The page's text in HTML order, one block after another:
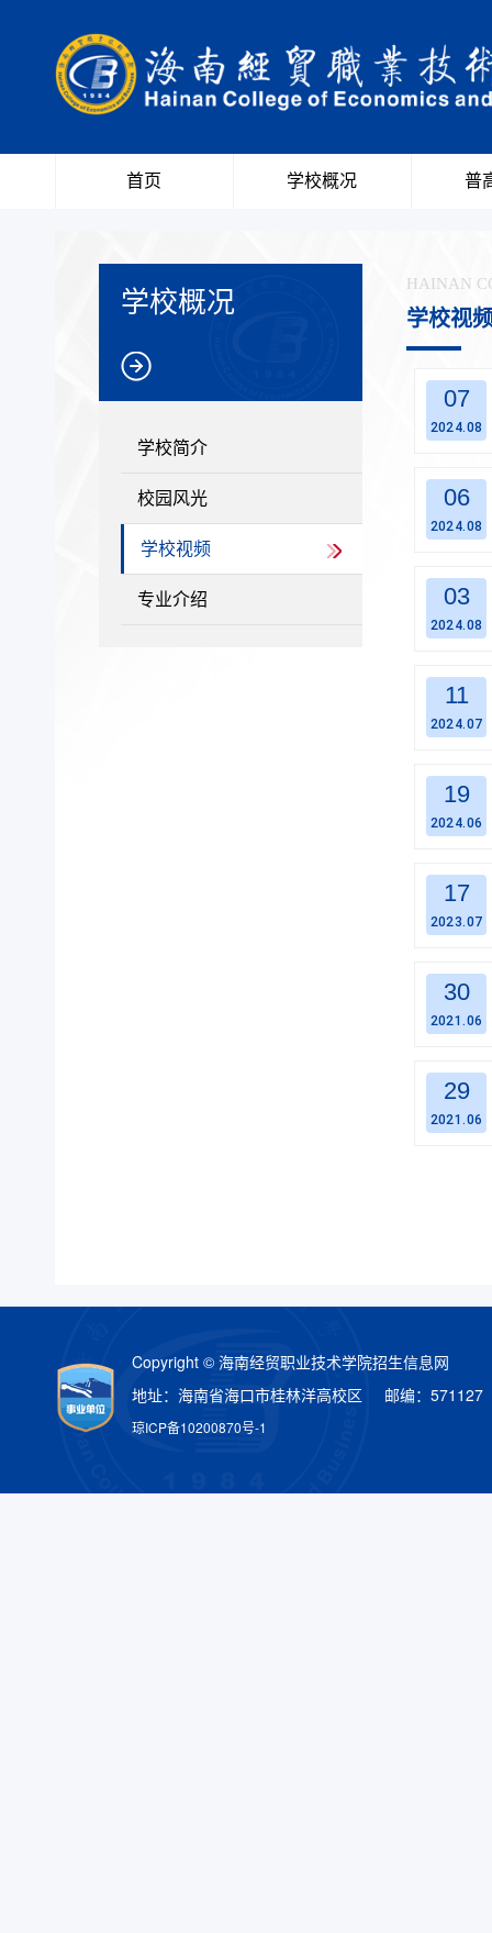
首页 学校概况 普
学校概况
学校简介
校园风光
学校视频
专业介绍
HAINAN
学校视
07
2024.08
06
2024.08
03
2024.08
11
2024.07
19
2024.06
17
2023.07
30
2021.06
29
2021.06
Copyright © 海南经贸职业技术学院招生信息网
地址：海南省海口市桂林洋高校区 邮编：571127
琼ICP备10200870号-1